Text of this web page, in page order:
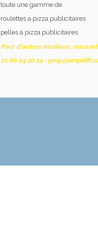
toute une gamme de
roulettes a pizza publicitaires
pelles à pizza publicitaires
Pour d'autres modèles : nous
01 60 04 20 14 -